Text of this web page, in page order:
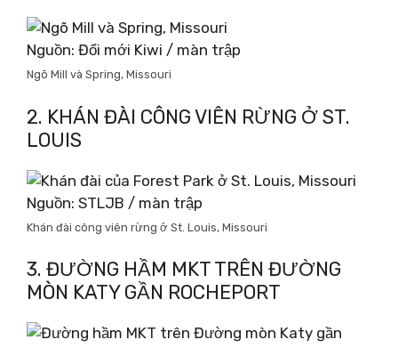
Nguồn: Đổi mới Kiwi / màn trập
Ngõ Mill và Spring, Missouri
2. KHÁN ĐÀI CÔNG VIÊN RỪNG Ở ST.
LOUIS
Nguồn: STLJB / màn trập
Khán đài công viên rừng ở St. Louis, Missouri
3. ĐƯỜNG HẦM MKT TRÊN ĐƯỜNG
MÒN KATY GẦN ROCHEPORT